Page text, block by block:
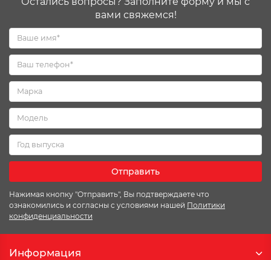
вами свяжемся!
Отправить
Нажимая кнопку "Отправить", Вы подтверждаете что
ознакомились и согласны с условиями нашей Политики
конфиденциальности
Информация